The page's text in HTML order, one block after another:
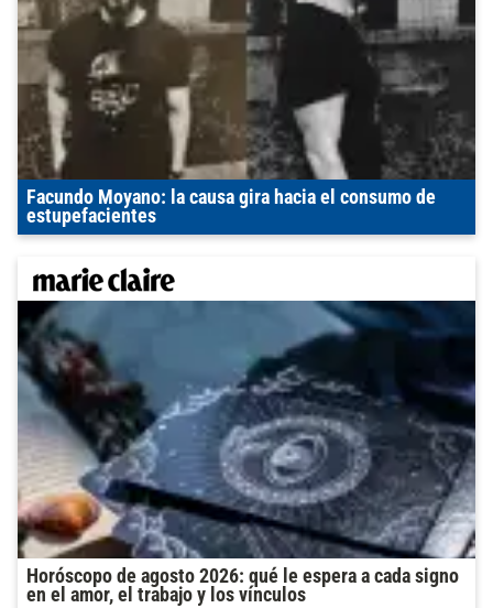
Facundo Moyano: la causa gira hacia el consumo de
estupefacientes
Horóscopo de agosto 2026: qué le espera a cada signo
en el amor, el trabajo y los vínculos